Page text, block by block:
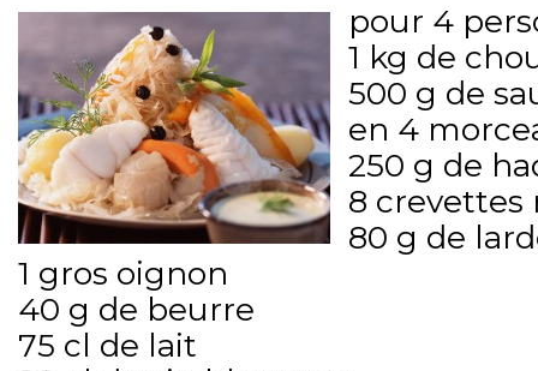
pour 4
1 kg de
500 g de
en 4
250 g de
8 crevettes
80 g de
1 gros oignon
40 g de beurre
75 cl de lait